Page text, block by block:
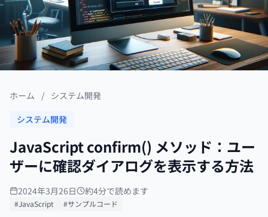
ホーム / システム開発
システム開発
JavaScript confirm() メソッド：ユー
ザーに確認ダイアログを表示する方法
2024年3月26日 約4分で読めます
#JavaScript #サンプルコード